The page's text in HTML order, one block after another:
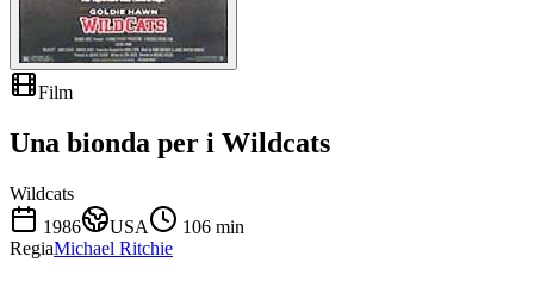
Film
Una bionda per i Wildcats
Wildcats
1986
USA 106 min
RegiaMichael Ritchie